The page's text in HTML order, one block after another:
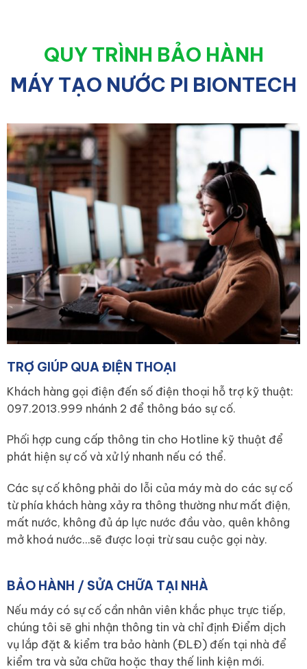
QUY TRÌNH BẢO HÀNH
MÁY TẠO NƯỚC PI BIONTECH
TRỢ GIÚP QUA ĐIỆN THOẠI
Khách hàng gọi điện đến số điện thoại hỗ trợ kỹ thuật:
097.2013.999 nhánh 2 để thông báo sự cố.
Phối hợp cung cấp thông tin cho Hotline kỹ thuật để
phát hiện sự cố và xử lý nhanh nếu có thể.
Các sự cố không phải do lỗi của máy mà do các sự cố
từ phía khách hàng xảy ra thông thường như mất điện,
mất nước, không đủ áp lực nước đầu vào, quên không
mở khoá nước…sẽ được loại trừ sau cuộc gọi này.
BẢO HÀNH / SỬA CHỮA TẠI NHÀ
Nếu máy có sự cố cần nhân viên khắc phục trực tiếp,
chúng tôi sẽ ghi nhận thông tin và chỉ định Điểm dịch
vụ lắp đặt & kiểm tra bảo hành (ĐLĐ) đến tại nhà để
kiểm tra và sửa chữa hoặc thay thế linh kiện mới.